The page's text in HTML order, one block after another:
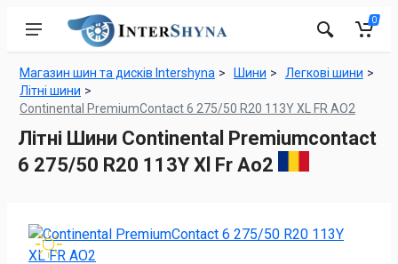
0
Магазин шин та дисків Intershyna Шини
Легкові шини
Літні шини
Continental PremiumContact 6 275/50 R20 113Y XL FR AO2
Літні Шини Continental Premiumcontact
6 275/50 R20 113Y Xl Fr Ao2